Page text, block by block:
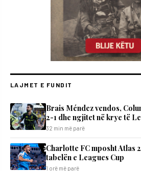
LAJMET E FUNDIT
Brais Méndez vendos,
2-1 dhe ngjitet në krye të
32 min më parë
Charlotte FC mposht Atlas
tabelën e Leagues Cup
1 orë më parë